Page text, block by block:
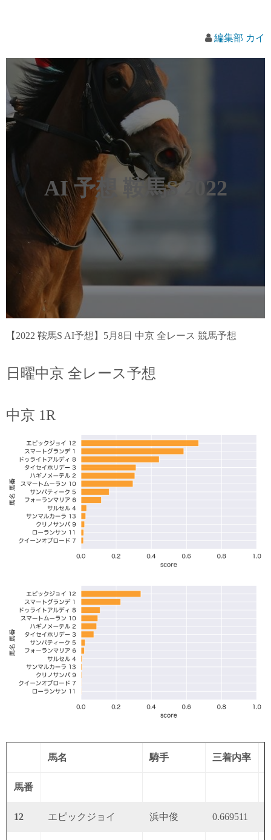
編集部 カイ
AI 予想 鞍馬S 2022
【2022 鞍馬S AI予想】5月8日 中京 全レース 競馬予想
日曜中京 全レース予想
中京 1R
馬名 騎手 三着内率
馬番
12 エピックジョイ 浜中俊 0.669511